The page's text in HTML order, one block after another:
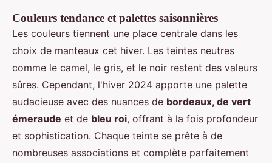
Couleurs tendance et palettes saisonnières
Les couleurs tiennent une place centrale dans les
choix de manteaux cet hiver. Les teintes neutres
comme le camel, le gris, et le noir restent des valeurs
sûres. Cependant, l'hiver 2024 apporte une palette
audacieuse avec des nuances de bordeaux, de vert
émeraude et de bleu roi, offrant à la fois profondeur
et sophistication. Chaque teinte se prête à de
nombreuses associations et complète parfaitement